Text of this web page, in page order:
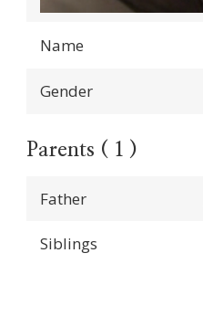
Name
Gender
Parents ( 1 )
Father
Siblings